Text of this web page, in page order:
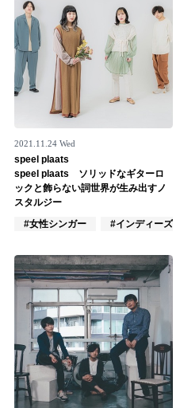
muevoクラウドファンディング
muevoコミュニティ
ぶいクラ！by muevo
ぶいコミュ！by muevo
ぶいマガ！ by muevo
Follow us
Official SNS
2021.11.24 Wed
speel plaats
speel plaats ソリッドなギターロ
ックと飾らない詞世界が生み出すノ
スタルジー
#女性シンガー
#インディーズ